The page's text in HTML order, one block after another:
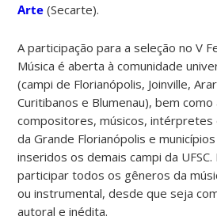
Arte (Secarte).
A participação para a seleção no V
Música é aberta à comunidade
(campi de Florianópolis, Joinville,
Curitibanos e Blumenau), bem como
compositores, músicos, intérpretes
da Grande Florianópolis e
inseridos os demais campi da UFSC.
participartodos os gêneros da
ouinstrumental, desde que seja
autoral einédita.